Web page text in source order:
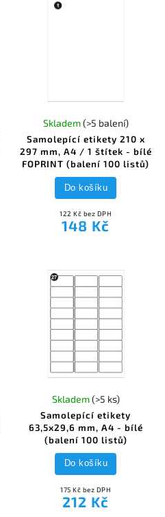
Samolepící etikety 210 x
297 mm, A4 / 1 štítek - bílé
FOPRINT (balení 100 listů)
Skladem(>5 balení)
122 Kč bez DPH
148 Kč
Do košíku
Samolepící etikety
63,5x29,6 mm, A4 - bílé
(balení 100 listů)
Skladem(>5 ks)
175 Kč bez DPH
212 Kč
Do košíku